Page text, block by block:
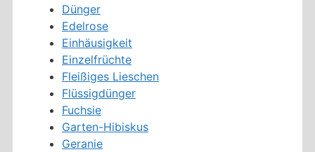
Dünger
Edelrose
Einhäusigkeit
Einzelfrüchte
Fleißiges Lieschen
Flüssigdünger
Fuchsie
Garten-Hibiskus
Geranie